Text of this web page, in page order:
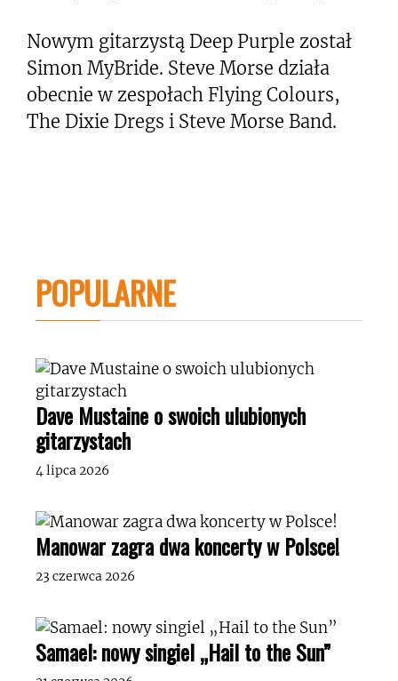
Nowym gitarzystą Deep Purple został
Simon MyBride. Steve Morse działa
obecnie w zespołach Flying Colours,
The Dixie Dregs i Steve Morse Band.
POPULARNE
Dave Mustaine o swoich ulubionych
gitarzystach
4 lipca 2026
Manowar zagra dwa koncerty w Polsce!
23 czerwca 2026
Samael: nowy singiel „Hail to the Sun”